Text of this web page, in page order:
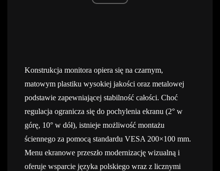
Konstrukcja monitora opiera się na czarnym,
matowym plastiku wysokiej jakości oraz metalowej
podstawie zapewniającej stabilność całości. Choć
regulacja ogranicza się do pochylenia ekranu (2° w
górę, 10° w dół), istnieje możliwość montażu
ściennego za pomocą standardu VESA 200×100 mm.
Menu ekranowe przeszło modernizację wizualną i
oferuje wsparcie języka polskiego wraz z licznymi